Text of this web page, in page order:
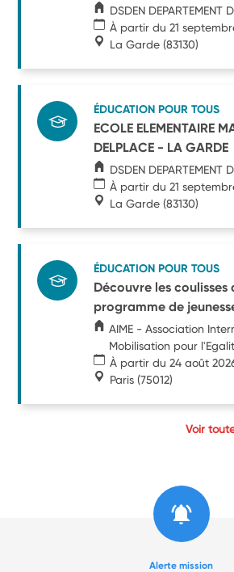
DSDEN DEPARTEMENT
À partir du 21
La Garde (83130)
ÉDUCATION POUR TOUS
ECOLE ELEMENTAIRE
DELPLACE - LA GARDE
DSDEN DEPARTEMENT
À partir du 21
La Garde (83130)
ÉDUCATION POUR TOUS
Découvre les coulisses
programme de
AIME - Association
Mobilisation pour
À partir du 24 août
Paris (75012)
Voir
Alerte mission